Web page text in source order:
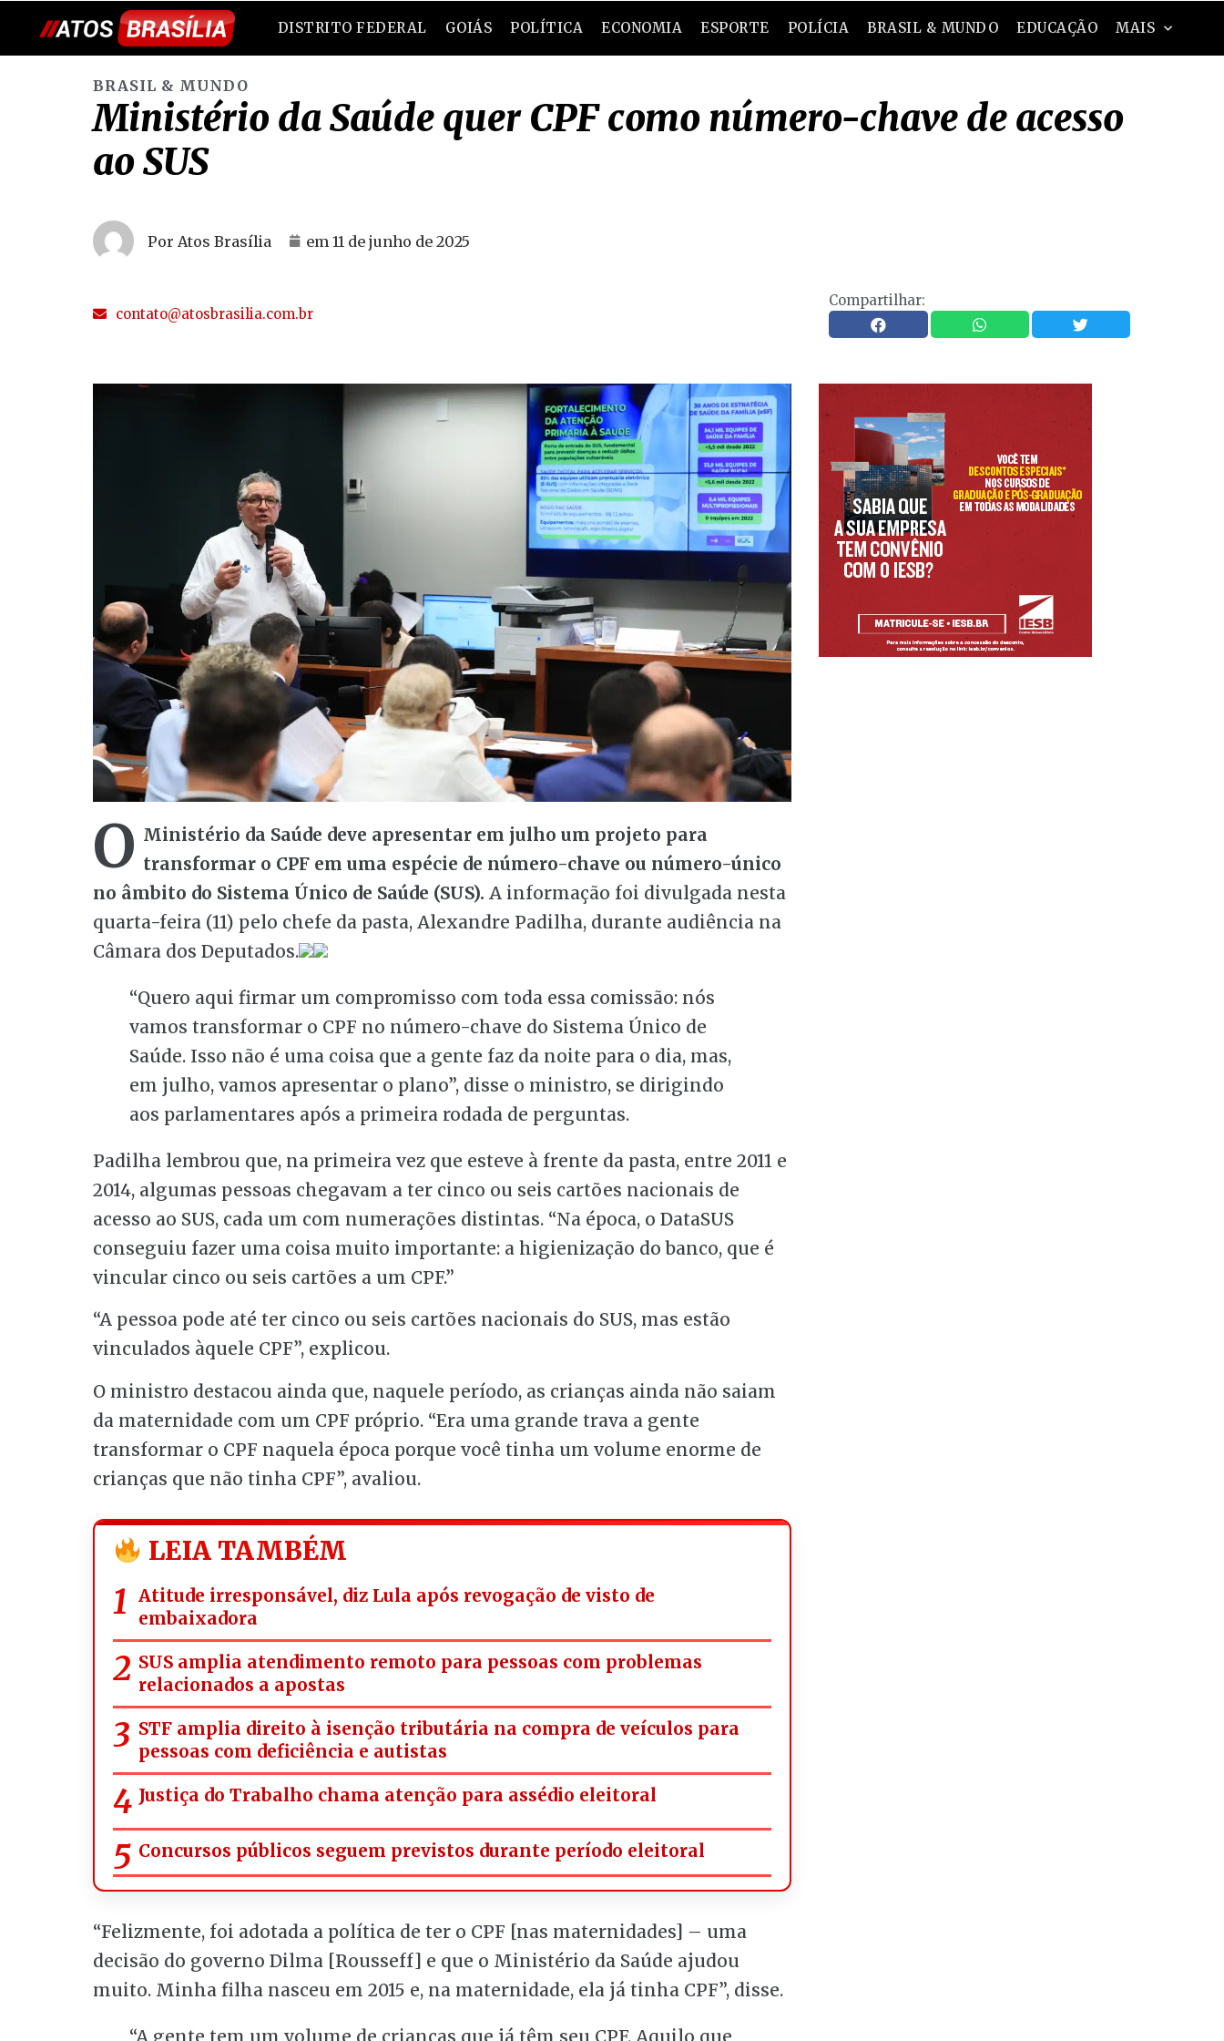
DISTRITO FEDERAL GOIÁS POLÍTICA ECONOMIA ESPORTE POLÍCIA BRASIL & MUNDO EDUCAÇÃO MAIS
BRASIL & MUNDO
Ministério da Saúde quer CPF como número-chave de acesso
ao SUS
Por Atos Brasília em 11 de junho de 2025
contato@atosbrasilia.com.br
Compartilhar:
O Ministério da Saúde deve apresentar em julho um projeto para
transformar o CPF em uma espécie de número-chave ou número-único
no âmbito do Sistema Único de Saúde (SUS). A informação foi divulgada nesta
quarta-feira (11) pelo chefe da pasta, Alexandre Padilha, durante audiência na
Câmara dos Deputados.
“Quero aqui firmar um compromisso com toda essa comissão: nós
vamos transformar o CPF no número-chave do Sistema Único de
Saúde. Isso não é uma coisa que a gente faz da noite para o dia, mas,
em julho, vamos apresentar o plano”, disse o ministro, se dirigindo
aos parlamentares após a primeira rodada de perguntas.
Padilha lembrou que, na primeira vez que esteve à frente da pasta, entre 2011 e
2014, algumas pessoas chegavam a ter cinco ou seis cartões nacionais de
acesso ao SUS, cada um com numerações distintas. “Na época, o DataSUS
conseguiu fazer uma coisa muito importante: a higienização do banco, que é
vincular cinco ou seis cartões a um CPF.”
“A pessoa pode até ter cinco ou seis cartões nacionais do SUS, mas estão
vinculados àquele CPF”, explicou.
O ministro destacou ainda que, naquele período, as crianças ainda não saiam
da maternidade com um CPF próprio. “Era uma grande trava a gente
transformar o CPF naquela época porque você tinha um volume enorme de
crianças que não tinha CPF”, avaliou.
LEIA TAMBÉM
Atitude irresponsável, diz Lula após revogação de visto de
embaixadora
SUS amplia atendimento remoto para pessoas com problemas
relacionados a apostas
STF amplia direito à isenção tributária na compra de veículos para
pessoas com deficiência e autistas
Justiça do Trabalho chama atenção para assédio eleitoral
Concursos públicos seguem previstos durante período eleitoral
“Felizmente, foi adotada a política de ter o CPF [nas maternidades] – uma
decisão do governo Dilma [Rousseff] e que o Ministério da Saúde ajudou
muito. Minha filha nasceu em 2015 e, na maternidade, ela já tinha CPF”, disse.
“A gente tem um volume de crianças que já têm seu CPF. Aquilo que